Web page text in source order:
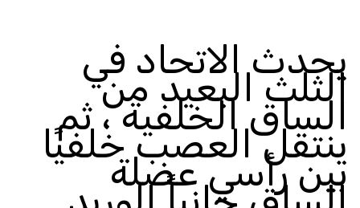
يحدث الاتحاد في
الثلث البعيد من
الساق الخلفية ، ثم
ينتقل العصب خلفيًا
بين رأسي عضلة